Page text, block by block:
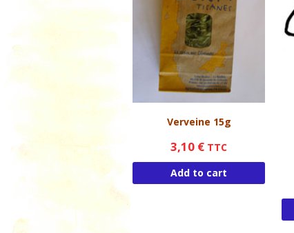
Verveine 15g
3,10 € TTC
Add to cart